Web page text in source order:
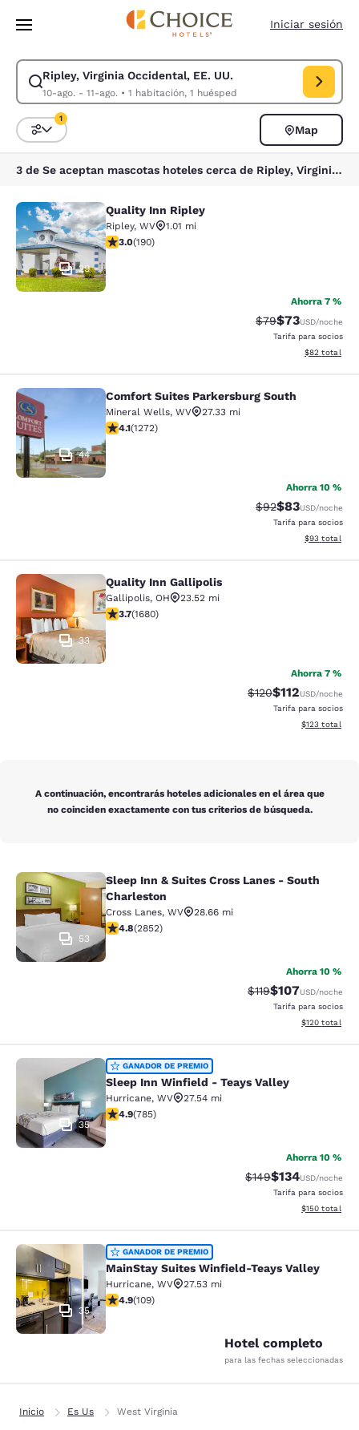
Pasar A Contenido Principal
Iniciar sesión
Ripley, Virginia Occidental, EE. UU.
10-ago. - 11-ago.• 1 habitación, 1 huésped
Modificar la búsqueda de Ripley, Virginia Occidental, EE. UU.. Fecha
Ordenar y filtrar
1
Map
3 de Se aceptan mascotas hoteles cerca de Ripley, Virginia Occidental, EE. UU. coinciden con tus filtros
Quality Inn Ripley
29
Quality Inn Ripley
Ripley, WV
1.01 mi
calificación de 3.03 estrellas. Feria. 190 reseñas
3.0(190)
Ahorra 7 %
Precio tachado:
$79Precio con
$73USD/noche
Tarifa para socios
Ver detalles
$82 total
Comfort Suites Parkersburg South
44
Comfort Suites Parkersburg South
Mineral Wells, WV
27.33 mi
calificación de 4.07 estrellas. Muy bueno. 1272
4.1(1272)
Ahorra 10 %
Precio tachado:
$92Precio con
$83USD/noche
Tarifa para socios
Ver detalles
$93 total
Quality Inn Gallipolis
33
Quality Inn Gallipolis
Gallipolis, OH
23.52 mi
calificación de 3.68 estrellas. Bueno. 1680 reseñas
3.7(1680)
Ahorra 7 %
Precio tachado:
$120Precio con
$112USD/noche
Tarifa para socios
Ver detalles
$123 total
A continuación, encontrarás hoteles adicionales en el área que
no coinciden exactamente con tus criterios de búsqueda.
Sleep Inn & Suites Cross Lanes -
53
Sleep Inn & Suites Cross Lanes - South
Charleston
Cross Lanes, WV
28.66 mi
calificación de 4.75 estrellas. Excepcional. 2852
4.8(2852)
Ahorra 10 %
Precio tachado:
$119Precio con
$107USD/noche
Tarifa para socios
Ver detalles
$120 total
Sleep Inn Winfield - Teays Valley
35
GANADOR DE PREMIO
Sleep Inn Winfield - Teays Valley
Hurricane, WV
27.54 mi
calificación de 4.88 estrellas. Excepcional. 785
4.9(785)
Ahorra 10 %
Precio tachado:
$149Precio con
$134USD/noche
Tarifa para socios
Ver detalles
$150 total
MainStay Suites Winfield-Teays
35
GANADOR DE PREMIO
MainStay Suites Winfield-Teays Valley
Hurricane, WV
27.53 mi
calificación de 4.94 estrellas. Excepcional. 109
4.9(109)
Hotel completo
para las fechas seleccionadas
Inicio Es Us West Virginia